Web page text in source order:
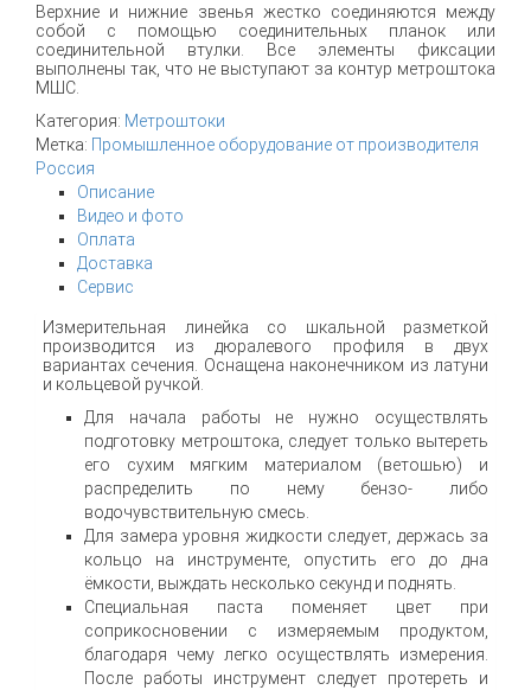
Верхние и нижние звенья жестко соединяются между
собой с помощью соединительных планок или
соединительной втулки. Все элементы фиксации
выполнены так, что не выступают за контур метроштока
МШС.
Категория: Метроштоки
Метка: Промышленное оборудование от производителя
Россия
Описание
Видео и фото
Оплата
Доставка
Сервис
Измерительная линейка со шкальной разметкой
производится из дюралевого профиля в двух
вариантах сечения. Оснащена наконечником из латуни
и кольцевой ручкой.
Для начала работы не нужно осуществлять
подготовку метроштока, следует только вытереть
его сухим мягким материалом (ветошью) и
распределить по нему бензо- либо
водочувствительную смесь.
Для замера уровня жидкости следует, держась за
кольцо на инструменте, опустить его до дна
ёмкости, выждать несколько секунд и поднять.
Специальная паста поменяет цвет при
соприкосновении с измеряемым продуктом,
благодаря чему легко осуществлять измерения.
После работы инструмент следует протереть и